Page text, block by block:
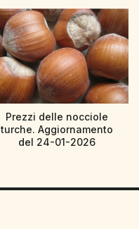
Prezzi delle nocciole
turche. Aggiornamento
del 24-01-2026